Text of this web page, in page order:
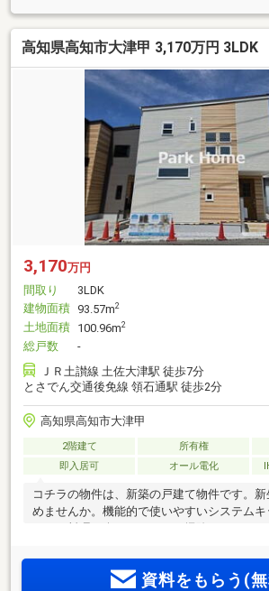
高知県高知市大津甲 3,170万円 3LDK
3,170万円
間取り
3LDK
建物面積 93.57m2
土地面積 100.96m2
総戸数
-
ＪＲ土讃線 土佐大津駅 徒歩7分
とさでん交通後免線 領石通駅 徒歩2分
高知県高知市大津甲
2階建て 所有権
即入居可
オール電化
コチラの物件は、新築の戸建て物件です。
めませんか。機能的で使いやすいシステム
タイマー機能もついているので、お湯の出
す。区画整理地内にあるので、使いやすく整
資料をもらう(